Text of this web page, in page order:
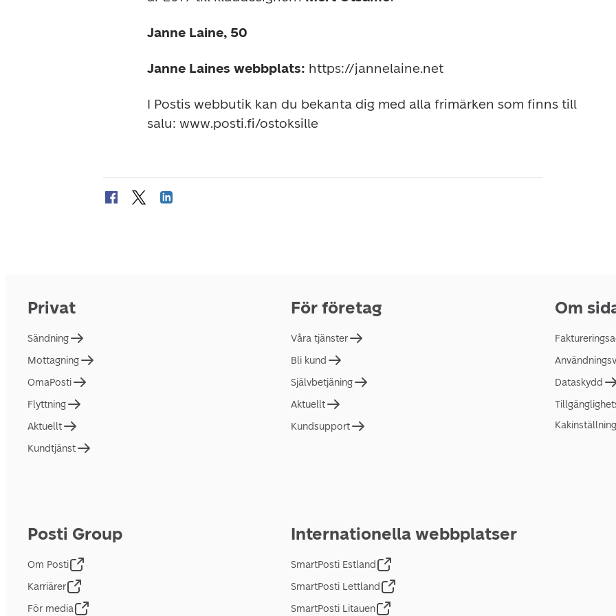
Janne Laine, 50
Janne Laines webbplats: https://jannelaine.net
I Postis webbutik kan du bekanta dig med alla frimärken som finns till
salu: www.posti.fi/ostoksille
Privat
Sändning
Mottagning
OmaPosti
Flyttning
Aktuellt
Kundtjänst
För företag
Våra tjänster
Bli kund
Självbetjäning
Aktuellt
Kundsupport
Om
Dataskydd
Posti Group
Om Posti
Karriärer
För media
Internationella webbplatser
SmartPosti Estland
SmartPosti Lettland
SmartPosti Litauen